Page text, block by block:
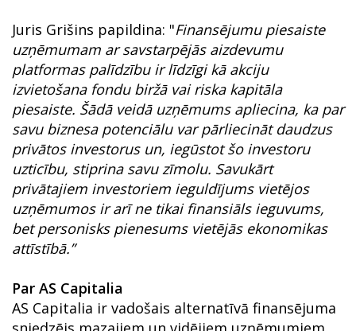
Juris Grišins papildina: "Finansējumu piesaiste
uzņēmumam ar savstarpējās aizdevumu
platformas palīdzību ir līdzīgi kā akciju
izvietošana fondu biržā vai riska kapitāla
piesaiste. Šādā veidā uzņēmums apliecina, ka par
savu biznesa potenciālu var pārliecināt daudzus
privātos investorus un, iegūstot šo investoru
uzticību, stiprina savu zīmolu. Savukārt
privātajiem investoriem ieguldījums vietējos
uzņēmumos ir arī ne tikai finansiāls ieguvums,
bet personisks pienesums vietējās ekonomikas
attīstībā.”
Par AS Capitalia
AS Capitalia ir vadošais alternatīvā finansējuma